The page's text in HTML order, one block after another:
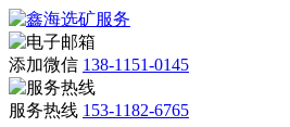
添加微信 138-1151-0145
服务热线 153-1182-6765